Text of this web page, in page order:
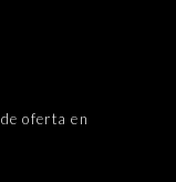
oferta en